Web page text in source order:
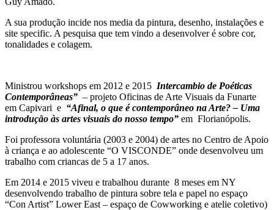
A sua produção incide nos media da pintura, desenho, instalações e
site specific. A pesquisa que tem vindo a desenvolver é sobre cor,
tonalidades e colagem.
Ministrou workshops em 2012 e 2015 Intercambio de Poéticas
Contemporâneas” – projeto Oficinas de Arte Visuais da Funarte
em Capivari e “Afinal, o que é contemporâneo na Arte? – Uma
introdução às artes visuais do nosso tempo” em Florianópolis.
Foi professora voluntária (2003 e 2004) de artes no Centro de Apoio
à criança e ao adolescente “O VISCONDE” onde desenvolveu um
trabalho com criancas de 5 a 17 anos.
Em 2014 e 2015 viveu e trabalhou durante 8 meses em NY
desenvolvendo trabalho de pintura sobre tela e papel no espaço
“Con Artist” Lower East – espaço de Cowworking e atelie coletivo)